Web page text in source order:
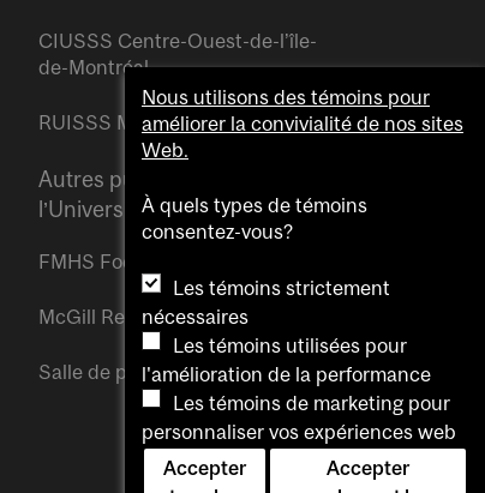
CIUSSS Centre-Ouest-de-l’île-
de-Montréal
RUISSS McGill
Autres publications de
l’Université McGill
FMHS Focus
McGill Reporter
Salle de presse McGill
Nous utilisons des témoins pour
améliorer la convivialité de nos sites
Web.
À quels types de témoins
consentez-vous?
Les témoins strictement
nécessaires
Les témoins utilisées pour
l'amélioration de la performance
Les témoins de marketing pour
personnaliser vos expériences web
Accepter
Accepter